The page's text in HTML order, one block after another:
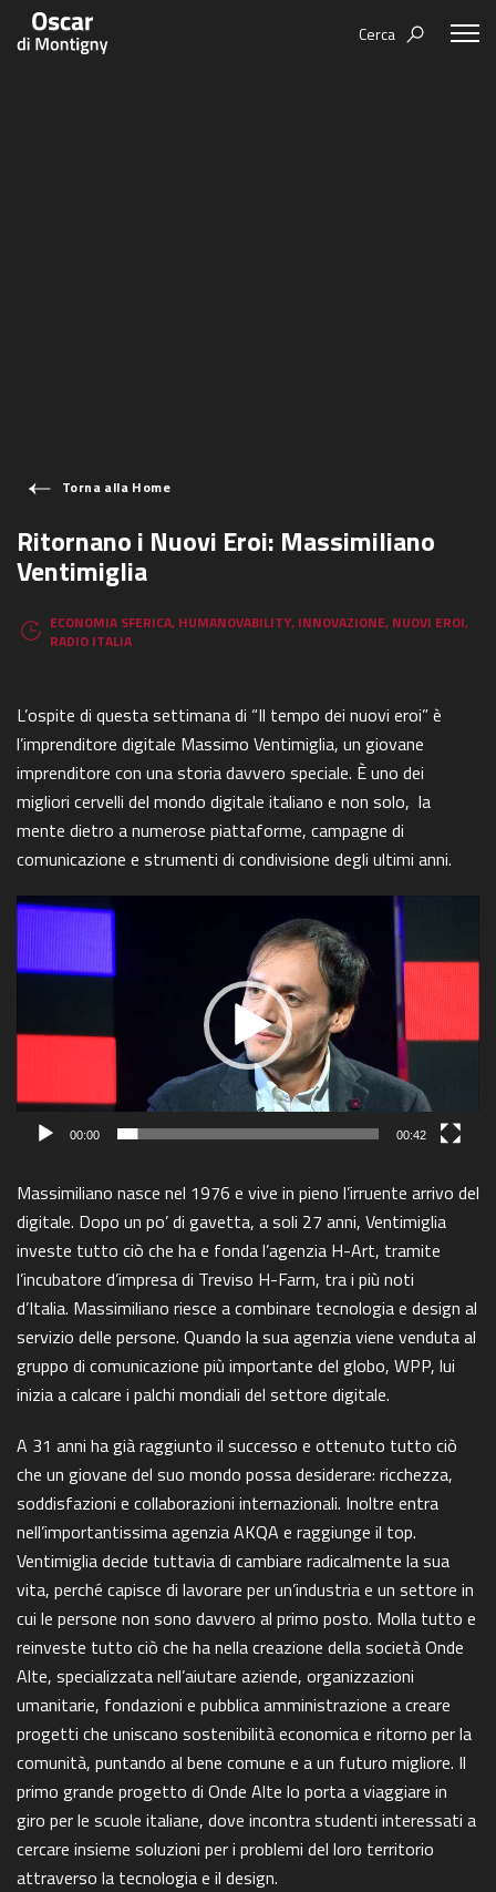
Cerca
Torna alla Home
Ritornano i Nuovi Eroi: Massimiliano
Ventimiglia
ECONOMIA SFERICA, HUMANOVABILITY, INNOVAZIONE, NUOVI EROI,
RADIO ITALIA
L’ospite di questa settimana di “Il tempo dei nuovi eroi” è
l’imprenditore digitale Massimo Ventimiglia, un giovane
imprenditore con una storia davvero speciale. È uno dei
migliori cervelli del mondo digitale italiano e non solo, la
mente dietro a numerose piattaforme, campagne di
comunicazione e strumenti di condivisione degli ultimi anni.
Video
00:00 00:42
Massimiliano nasce nel 1976 e vive in pieno l’irruente arrivo del
digitale. Dopo un po’ di gavetta, a soli 27 anni, Ventimiglia
investe tutto ciò che ha e fonda l’agenzia H-Art, tramite
l’incubatore d’impresa di Treviso H-Farm, tra i più noti
d’Italia. Massimiliano riesce a combinare tecnologia e design al
servizio delle persone. Quando la sua agenzia viene venduta al
gruppo di comunicazione più importante del globo, WPP, lui
inizia a calcare i palchi mondiali del settore digitale.
A 31 anni ha già raggiunto il successo e ottenuto tutto ciò
che un giovane del suo mondo possa desiderare: ricchezza,
soddisfazioni e collaborazioni internazionali. Inoltre entra
nell’importantissima agenzia AKQA e raggiunge il top.
Ventimiglia decide tuttavia di cambiare radicalmente la sua
vita, perché capisce di lavorare per un’industria e un settore in
cui le persone non sono davvero al primo posto. Molla tutto e
reinveste tutto ciò che ha nella creazione della società Onde
Alte, specializzata nell’aiutare aziende, organizzazioni
umanitarie, fondazioni e pubblica amministrazione a creare
progetti che uniscano sostenibilità economica e ritorno per la
comunità, puntando al bene comune e a un futuro migliore. Il
primo grande progetto di Onde Alte lo porta a viaggiare in
giro per le scuole italiane, dove incontra studenti interessati a
cercare insieme soluzioni per i problemi del loro territorio
attraverso la tecnologia e il design.